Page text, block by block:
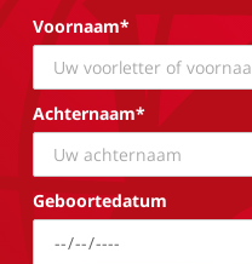
Voornaam*
Achternaam*
Geboortedatum